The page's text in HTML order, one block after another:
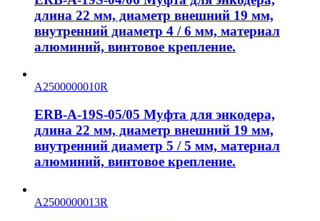
длина 22 мм, диаметр внешний 19 мм,
внутренний диаметр 4 / 6 мм, материал
алюминий, винтовое крепление.
A2500000010R
ERB-A-19S-05/05 Муфта для энкодера,
длина 22 мм, диаметр внешний 19 мм,
внутренний диаметр 5 / 5 мм, материал
алюминий, винтовое крепление.
A2500000013R